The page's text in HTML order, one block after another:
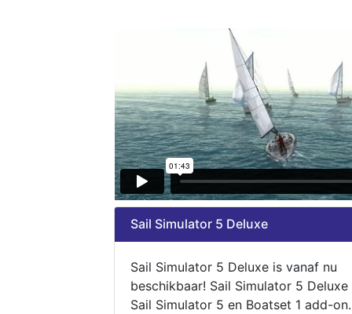
Sail Simulator 5 Deluxe
Sail Simulator 5 Deluxe is vanaf nu
beschikbaar! Sail Simulator 5
Sail Simulator 5 en Boatset 1 add-on.